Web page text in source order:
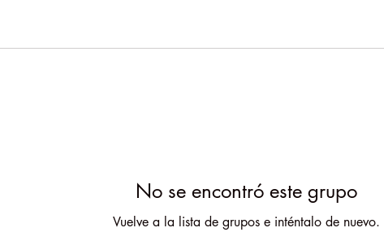
No se encontró este grupo
Vuelve a la lista de grupos e inténtalo de nuevo.